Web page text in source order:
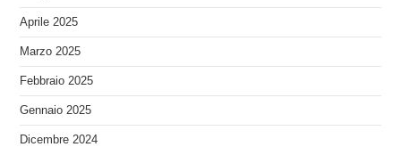
Aprile 2025
Marzo 2025
Febbraio 2025
Gennaio 2025
Dicembre 2024